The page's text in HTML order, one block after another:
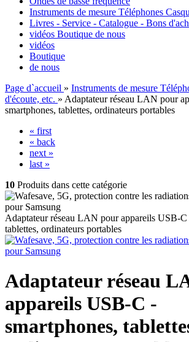
Instruments de mesure Téléphones
Livres - Service - Catalogue - Bons
vidéos Boutique de nous
vidéos
Boutique
de nous
Page d`accueil » Instruments de mesure
d'écoute, etc. » Adaptateur réseau LAN pour
smartphones, tablettes, ordinateurs portables
« first
« back
next »
last »
10 Produits dans cette catégorie
Adaptateur réseau LAN pour appareils USB-C
tablettes, ordinateurs portables
Adaptateur réseau
appareils USB-C -
smartphones,